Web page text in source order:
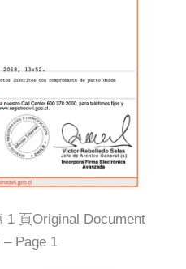
1 頁Original Document
– Page 1